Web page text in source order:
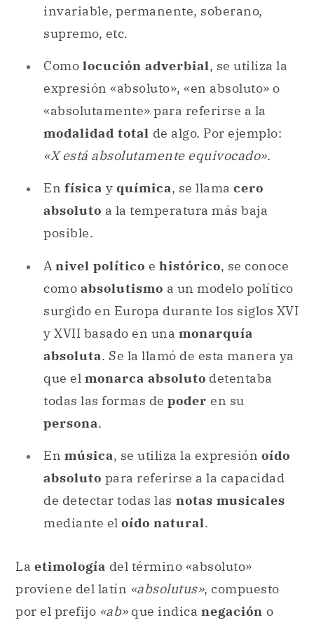
invariable, permanente, soberano,
supremo, etc.
Como locución adverbial, se utiliza la
expresión «absoluto», «en absoluto» o
«absolutamente» para referirse a la
modalidad total de algo. Por ejemplo:
«X está absolutamente equivocado».
En física y química, se llama cero
absoluto a la temperatura más baja
posible.
A nivel político e histórico, se conoce
como absolutismo a un modelo político
surgido en Europa durante los siglos XVI
y XVII basado en una monarquía
absoluta. Se la llamó de esta manera ya
que el monarca absoluto detentaba
todas las formas de poder en su
persona.
En música, se utiliza la expresión oído
absoluto para referirse a la capacidad
de detectar todas las notas musicales
mediante el oído natural.
La etimología del término «absoluto»
proviene del latín «absolutus», compuesto
por el prefijo «ab»que indica negación o